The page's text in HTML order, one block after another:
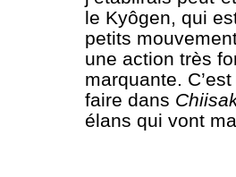
le Kyôgen, qui
petits
une action très
marquante.
faire dans
élans qui vont